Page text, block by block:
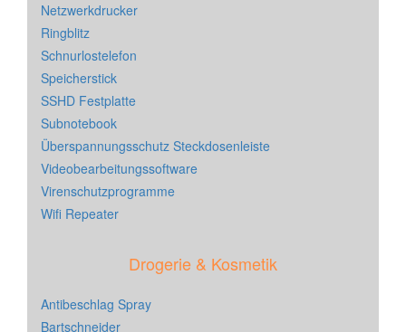
Netzwerkdrucker
Ringblitz
Schnurlostelefon
Speicherstick
SSHD Festplatte
Subnotebook
Überspannungsschutz Steckdosenleiste
Videobearbeitungssoftware
Virenschutzprogramme
Wifi Repeater
Drogerie & Kosmetik
Antibeschlag Spray
Bartschneider